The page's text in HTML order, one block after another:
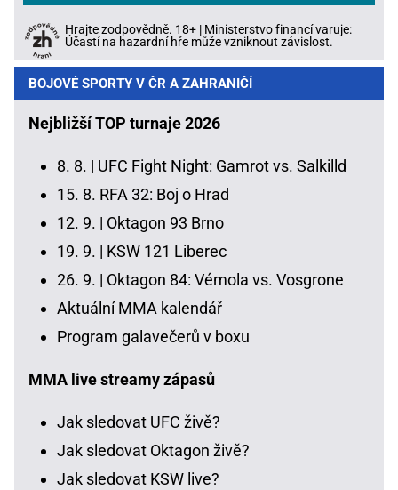
Hrajte zodpovědně. 18+ | Ministerstvo financí varuje:
Účastí na hazardní hře může vzniknout závislost.
BOJOVÉ SPORTY V ČR A ZAHRANIČÍ
Nejbližší TOP turnaje 2026
8. 8. | UFC Fight Night: Gamrot vs. Salkilld
15. 8. RFA 32: Boj o Hrad
12. 9. | Oktagon 93 Brno
19. 9. | KSW 121 Liberec
26. 9. | Oktagon 84: Vémola vs. Vosgrone
Aktuální MMA kalendář
Program galavečerů v boxu
MMA live streamy zápasů
Jak sledovat UFC živě?
Jak sledovat Oktagon živě?
Jak sledovat KSW live?